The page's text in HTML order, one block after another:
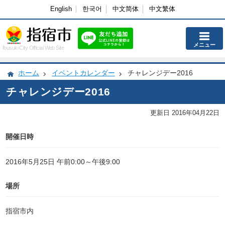
English 한국어 中文简体 中文繁体
Ibusuki City Official Web Site メニュー
ホーム イベントカレンダー チャレンジデー2016
チャレンジデー2016
更新日 2016年04月22日
開催日時
2016年5月25日 午前0:00～午後9:00
場所
指宿市内